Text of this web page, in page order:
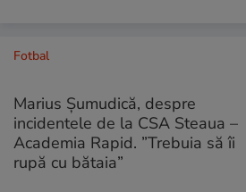
Fotbal
Marius Șumudică, despre
incidentele de la CSA Steaua –
Academia Rapid. ”Trebuia să îi
rupă cu bătaia”